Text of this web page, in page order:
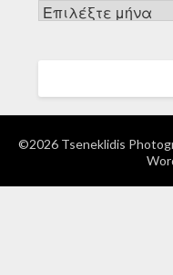
Ιστορικό
©2026 Tseneklidis